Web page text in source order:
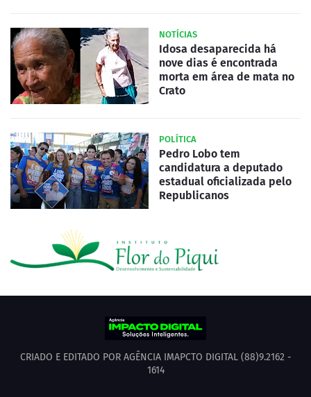
NOTÍCIAS
Idosa desaparecida há
nove dias é encontrada
morta em área de mata no
Crato
POLÍTICA
Pedro Lobo tem
candidatura a deputado
estadual oficializada pelo
Republicanos
CRIADO E EDITADO POR AGÊNCIA IMAPCTO DIGITAL (88)9.2162 -
1614